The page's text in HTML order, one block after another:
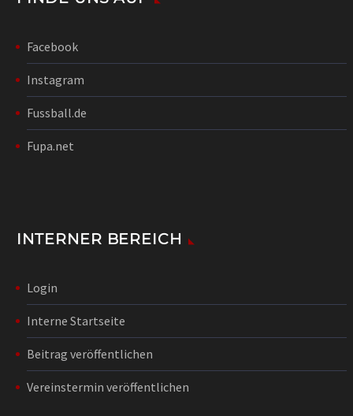
Facebook
Instagram
Fussball.de
Fupa.net
INTERNER BEREICH
Login
Interne Startseite
Beitrag veröffentlichen
Vereinstermin veröffentlichen